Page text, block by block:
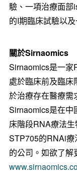
驗、一項治療面部
的I期臨床試驗以
關於Sirnaomics
Sirnaomics是一家
處於臨床前及臨
於治療存在醫療需
Sirnaomics是在中
床階段RNA療法
STP705的RNAi療
的公司。如欲了解